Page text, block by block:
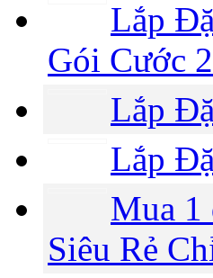
Lắp
Gói Cước
Lắp
Lắp
Mua 1
Siêu Rẻ